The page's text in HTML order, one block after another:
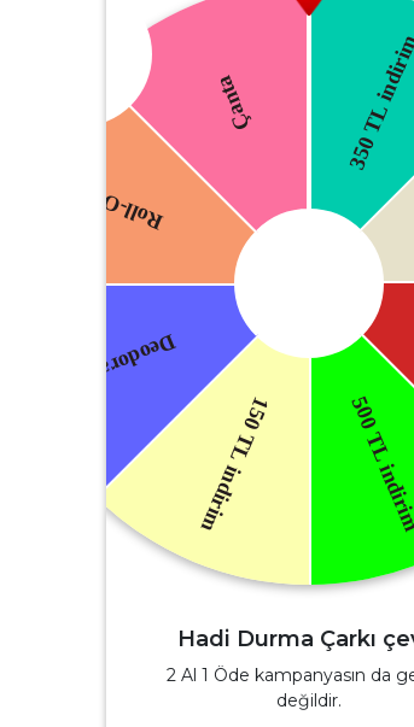
Hadi Durma Çarkı
2 Al 1 Öde kampanyasın da
değildir.